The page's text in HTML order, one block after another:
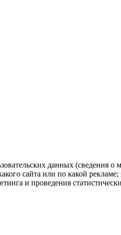
данных (сведения
сайта или по какой
и проведения